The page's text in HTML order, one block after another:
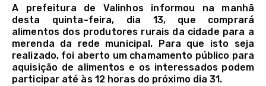
A prefeitura de Valinhos informou na manhã
desta quinta-feira, dia 13, que comprará
alimentos dos produtores rurais da cidade para a
merenda da rede municipal. Para que isto seja
realizado, foi aberto um chamamento público para
aquisição de alimentos e os interessados podem
participar até às 12 horas do próximo dia 31.